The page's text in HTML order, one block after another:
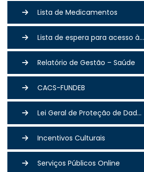
Lista de Medicamentos
Lista de espera para acesso à...
Relatório de Gestão – Saúde
CACS-FUNDEB
Lei Geral de Proteção de Dad...
Incentivos Culturais
Serviços Públicos Online